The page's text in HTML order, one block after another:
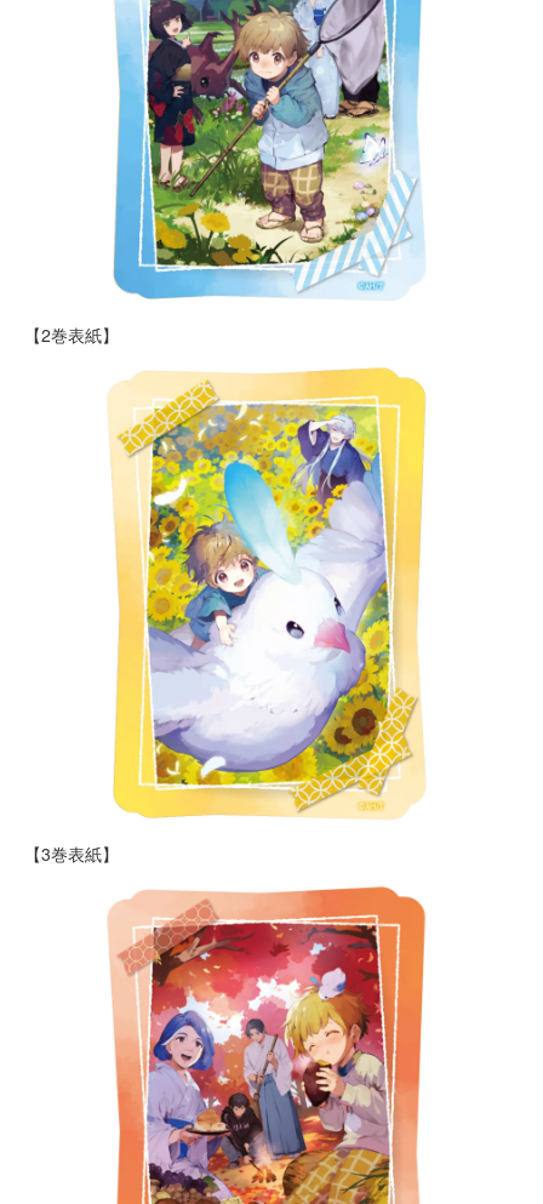
【2巻表紙】
【3巻表紙】